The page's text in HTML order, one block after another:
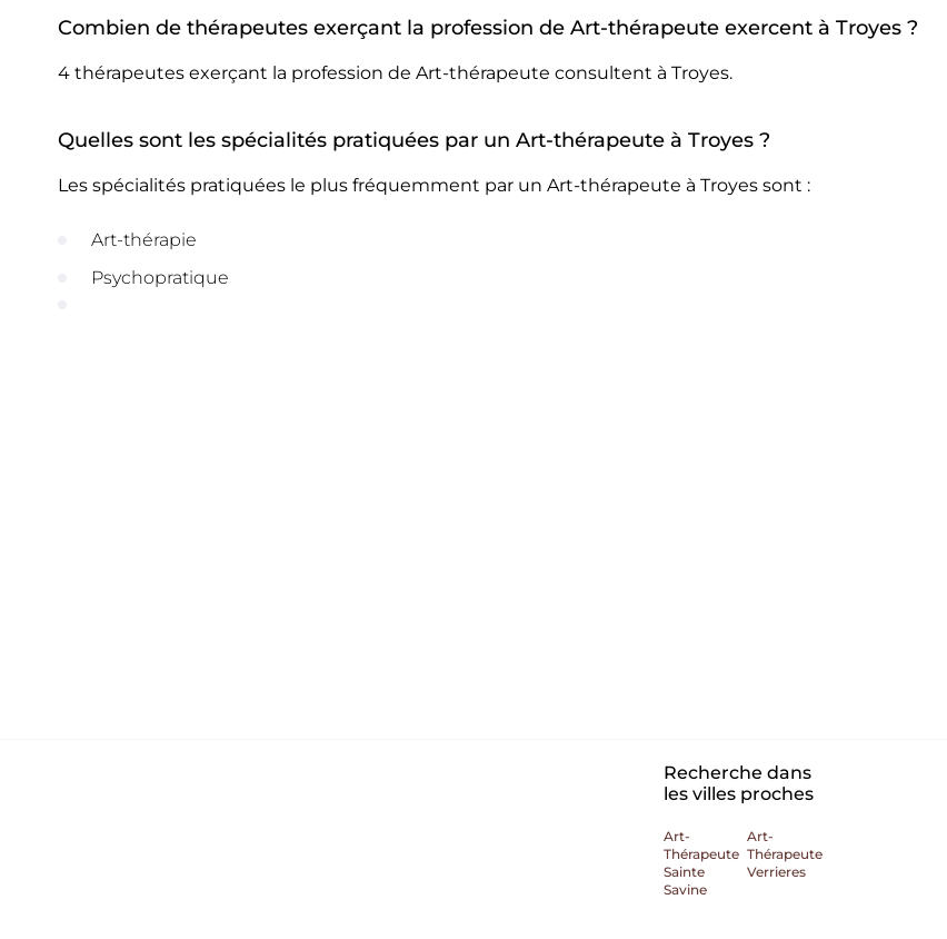
Combien de thérapeutes exerçant la profession de Art-thérapeute exercent à Troyes ?
4 thérapeutes exerçant la profession de Art-thérapeute consultent à Troyes.
Quelles sont les spécialités pratiquées par un Art-thérapeute à Troyes ?
Les spécialités pratiquées le plus fréquemment par un Art-thérapeute à Troyes sont :
Art-thérapie
Psychopratique
Recherche dans
les villes proches
Art-
Thérapeute
Sainte
Savine
Art-
Thérapeute
Verrieres